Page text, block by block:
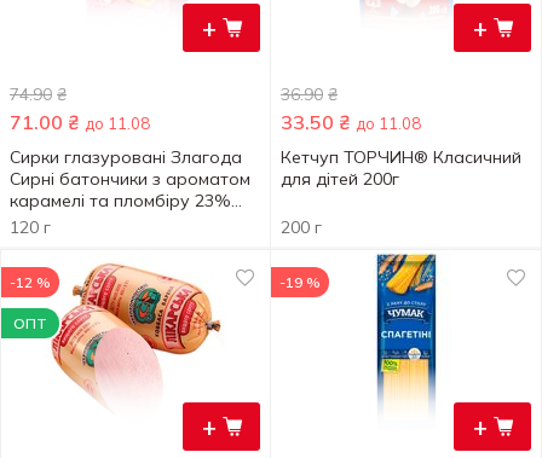
+
74.90 ₴
71.00 ₴ до 11.08
Сирки глазуровані Злагода
Сирні батончики з ароматом
карамелі та пломбіру 23%
120г
120 г
+
36.90 ₴
33.50 ₴ до 11.08
Кетчуп ТОРЧИН® Класичний
для дітей 200г
200 г
+
-12 %
ОПТ
+
-19 %